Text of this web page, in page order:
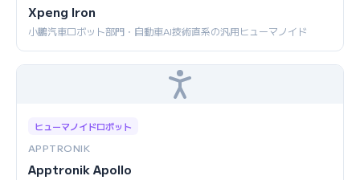
Xpeng Iron
小鵬汽車ロボット部門・自動車AI技術直系の汎用ヒューマノイド
ヒューマノイドロボット
APPTRONIK
Apptronik Apollo